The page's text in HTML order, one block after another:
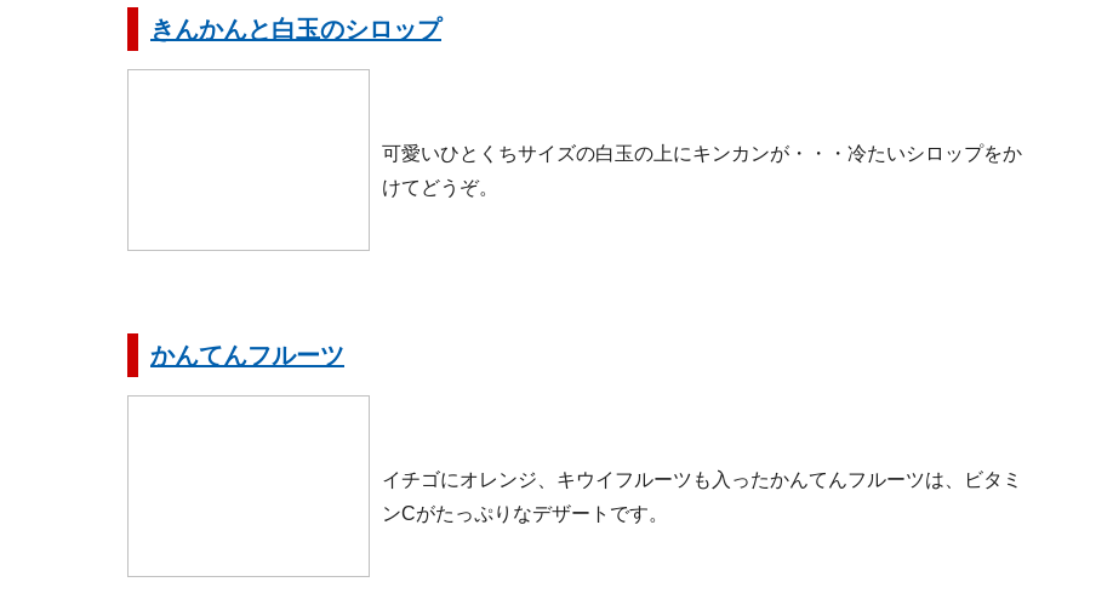
きんかんと白玉のシロップ
可愛いひとくちサイズの白玉の上にキンカンが・・・冷たいシロップをか
けてどうぞ。
かんてんフルーツ
イチゴにオレンジ、キウイフルーツも入ったかんてんフルーツは、ビタミ
ンCがたっぷりなデザートです。